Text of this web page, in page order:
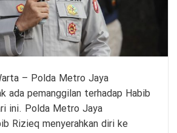
– Polda Metro Jaya
ada pemanggilan terhadap Habib
ini. Polda Metro Jaya
Rizieq menyerahkan diri ke